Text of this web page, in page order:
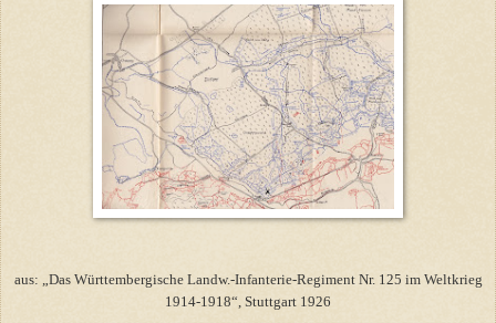
aus: „Das Württembergische Landw.-Infanterie-Regiment Nr. 125 im Weltkrieg
1914-1918“, Stuttgart 1926